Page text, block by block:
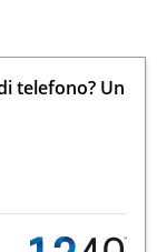
telefono? Un